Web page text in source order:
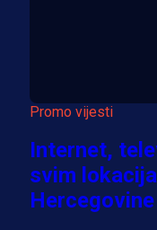
Promo vijesti
Internet,
svim
Hercegovine